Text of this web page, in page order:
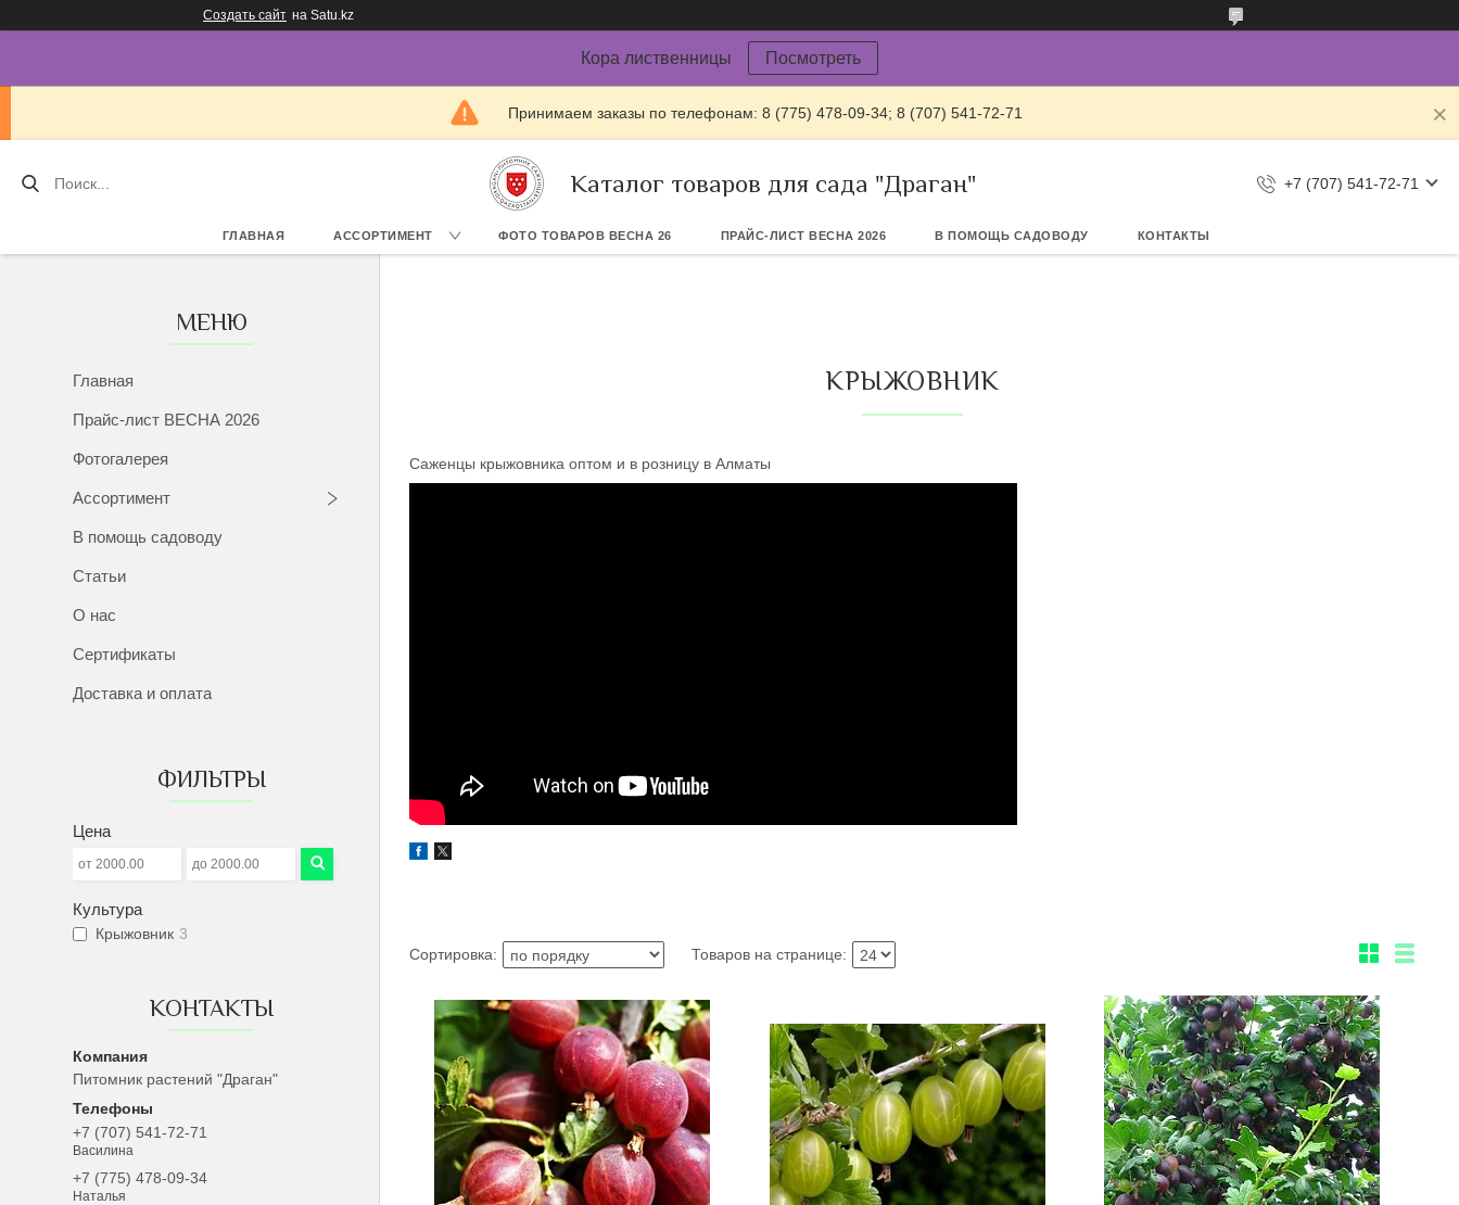
Создать сайт на Satu.kz
Кора лиственницы Посмотреть
Принимаем заказы по телефонам: 8 (775) 478-09-34; 8 (707) 541-72-71
Каталог товаров для сада "Драган" +7 (707) 541-72-71
ГЛАВНАЯ АССОРТИМЕНТ ФОТО ТОВАРОВ ВЕСНА 26 ПРАЙС-ЛИСТ ВЕСНА 2026 В ПОМОЩЬ САДОВОДУ КОНТАКТЫ
Главная
Прайс-лист ВЕСНА 2026
Фотогалерея
Ассортимент
В помощь садоводу
Статьи
О нас
Сертификаты
Доставка и оплата
ФИЛЬТРЫ
Цена
Культура
Крыжовник 3
КОНТАКТЫ
Питомник растений "Драган"
+7 (707) 541-72-71
Василина
+7 (775) 478-09-34
Наталья
КРЫЖОВНИК
Саженцы крыжовника оптом и в розницу в Алматы